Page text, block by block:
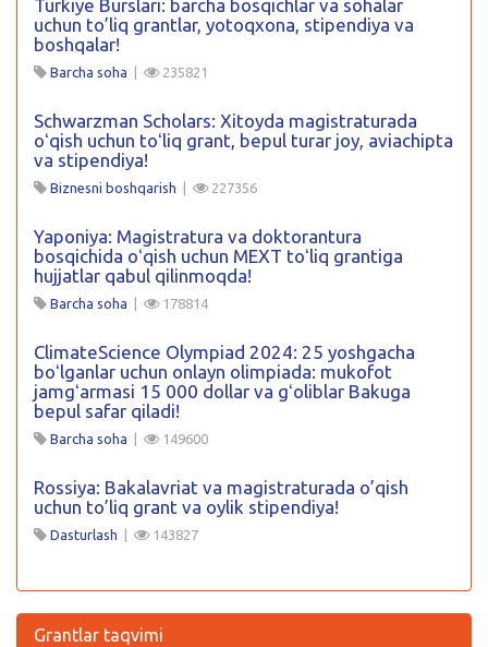
Turkiye Burslari: barcha bosqichlar va sohalar
uchun to’liq grantlar, yotoqxona, stipendiya va
boshqalar!
Barcha soha 235821
Schwarzman Scholars: Xitoyda magistraturada
oʻqish uchun toʻliq grant, bepul turar joy, aviachipta
va stipendiya!
Biznesni boshqarish 227356
Yaponiya: Magistratura va doktorantura
bosqichida oʻqish uchun MEXT toʻliq grantiga
hujjatlar qabul qilinmoqda!
Barcha soha 178814
ClimateScience Olympiad 2024: 25 yoshgacha
boʻlganlar uchun onlayn olimpiada: mukofot
jamgʻarmasi 15 000 dollar va gʻoliblar Bakuga
bepul safar qiladi!
Barcha soha 149600
Rossiya: Bakalavriat va magistraturada o’qish
uchun to’liq grant va oylik stipendiya!
Dasturlash 143827
Grantlar taqvimi